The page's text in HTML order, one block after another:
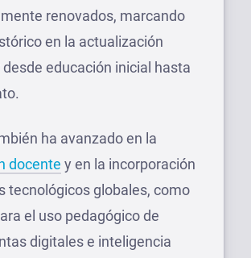
renovados, marcando
en la actualización
educación inicial hasta
ha avanzado en la
docente y en la incorporación
tecnológicos globales, como
el uso pedagógico de
digitales e inteligencia